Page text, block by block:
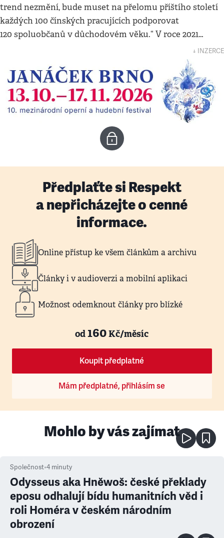
trend nezmění, bude muset na přelomu příštího století
každých 100 čínských pracujících podporovat
120 spoluobčanů v důchodovém věku.“ V roce 2021…
↓ INZERCE
Předplaťte si Respekt
a nepřicházejte o cenné
informace.
Online přístup ke všem článkům a archivu
Články i v audioverzi a mobilní aplikaci
Možnost odemknout články pro blízké
od160Kč/měsíc
Koupit předplatné
Mám předplatné, přihlásím se
Mohlo by vás zajímat
Společnost•4 minuty
Odysseus aka Hněwoš: české překlady
eposu odhalují bídu humanitních věd i
roli Homéra v českém národním
obrození